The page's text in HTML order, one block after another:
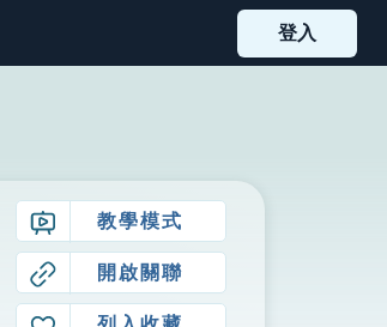
登入
教學模式
開啟關聯